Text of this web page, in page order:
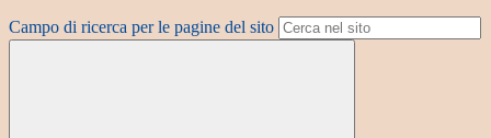
Campo di ricerca per le pagine del sito